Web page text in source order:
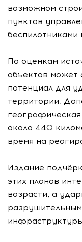
возможном
пунктов
беспилотниками
По оценкам
объектов может
потенциал для
территории.
около 440
время на
Издание
этих планов
возрасти, а